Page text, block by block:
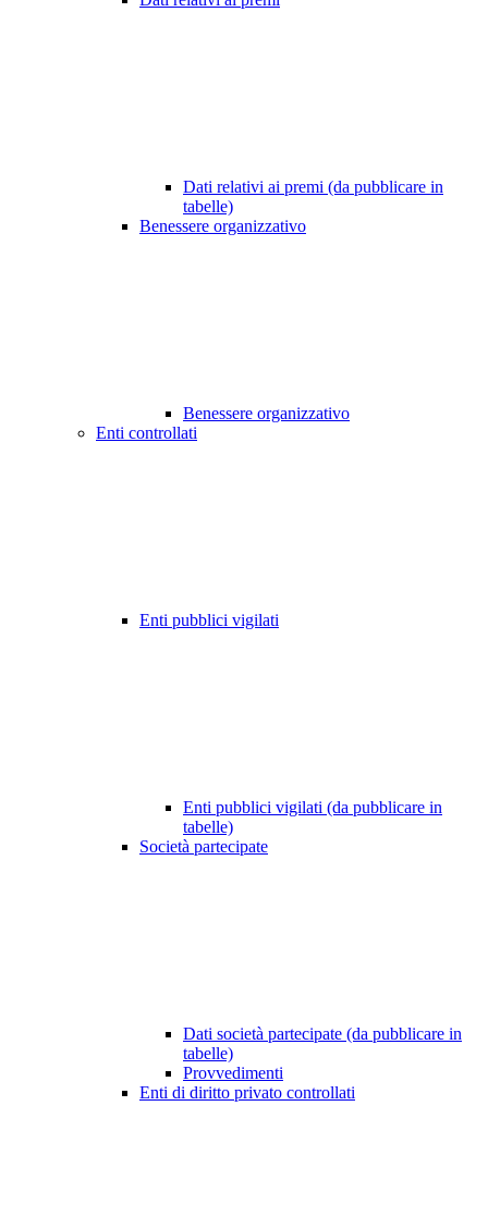
Dati relativi ai premi (da pubblicare in
tabelle)
Benessere organizzativo
Benessere organizzativo
Enti controllati
Enti pubblici vigilati
Enti pubblici vigilati (da pubblicare in
tabelle)
Società partecipate
Dati società partecipate (da pubblicare in
tabelle)
Provvedimenti
Enti di diritto privato controllati